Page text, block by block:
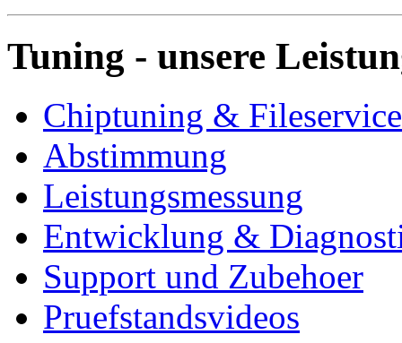
Tuning - unsere
Chiptuning & Fileservice
Abstimmung
Leistungsmessung
Entwicklung &
Support und Zubehoer
Pruefstandsvideos